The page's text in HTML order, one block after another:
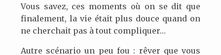
Vous savez, ces moments où on se dit que
finalement, la vie était plus douce quand on
ne cherchait pas à tout compliquer…
Autre scénario un peu fou : rêver que vous